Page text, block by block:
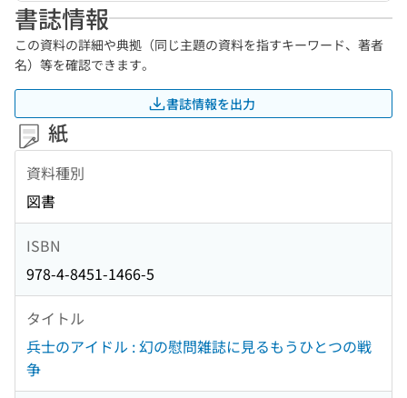
書誌情報
この資料の詳細や典拠（同じ主題の資料を指すキーワード、著者
名）等を確認できます。
書誌情報を出力
紙
資料種別
図書
ISBN
978-4-8451-1466-5
タイトル
兵士のアイドル : 幻の慰問雑誌に見るもうひとつの戦
争